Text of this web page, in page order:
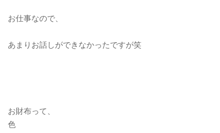
お仕事なので、
あまりお話しができなかったですが笑
お財布って、
色